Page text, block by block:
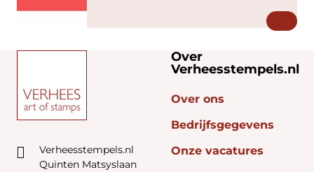
Verheesstempels.nl
Quinten Matsyslaan
Over
Verheesstempels.nl
Over ons
Bedrijfsgegevens
Onze vacatures